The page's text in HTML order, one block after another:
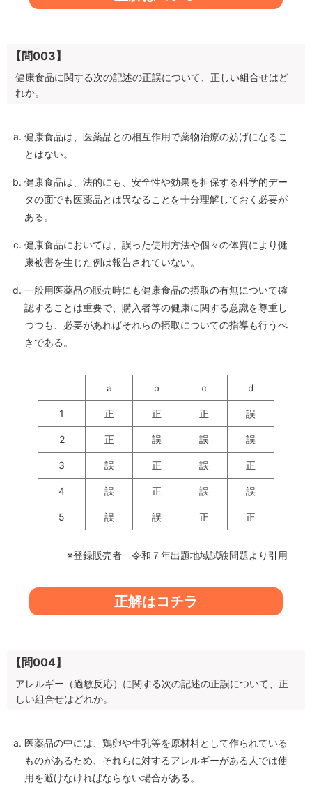
【問003】
健康食品に関する次の記述の正誤について、正しい組合せはど
れか。
健康食品は、医薬品との相互作用で薬物治療の妨げになるこ
とはない。
健康食品は、法的にも、安全性や効果を担保する科学的デー
タの面でも医薬品とは異なることを十分理解しておく必要が
ある。
健康食品においては、誤った使用方法や個々の体質により健
康被害を生じた例は報告されていない。
一般用医薬品の販売時にも健康食品の摂取の有無について確
認することは重要で、購入者等の健康に関する意識を尊重し
つつも、必要があればそれらの摂取についての指導も行うべ
きである。
ａ ｂ ｃ ｄ
1 正 正 正 誤
2 正 誤 誤 誤
3 誤 正 誤 正
4 誤 正 誤 誤
5 誤 誤 正 正
※登録販売者 令和７年出題地域試験問題より引用
正解はコチラ
【問004】
アレルギー（過敏反応）に関する次の記述の正誤について、正
しい組合せはどれか。
医薬品の中には、鶏卵や牛乳等を原材料として作られている
ものがあるため、それらに対するアレルギーがある人では使
用を避けなければならない場合がある。